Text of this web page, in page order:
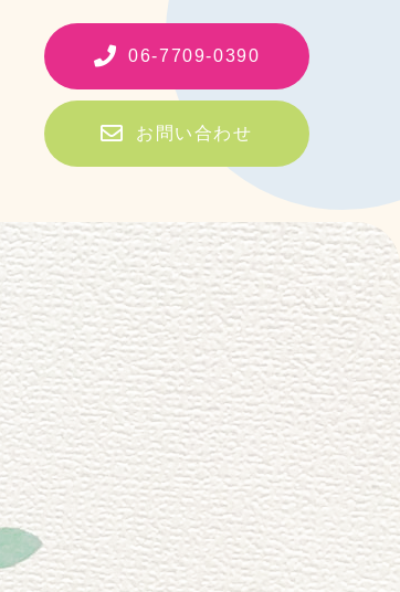
06-7709-0390
お問い合わせ